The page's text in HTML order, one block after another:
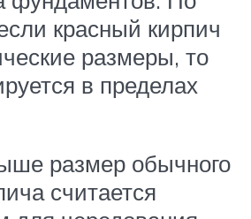
красный кирпич
размеры, то
в пределах
размер обычного
считается